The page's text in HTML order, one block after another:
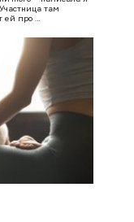
там
ей про …